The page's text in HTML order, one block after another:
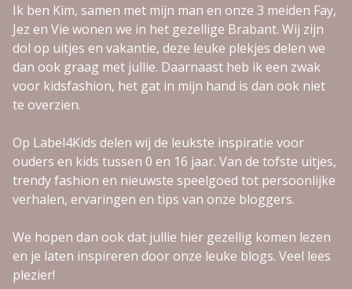
Ik ben Kim, samen met mijn man en onze 3 meiden Fay,
Jez en Vie wonen we in het gezellige Brabant. Wij zijn
dol op uitjes en vakantie, deze leuke plekjes delen we
dan ook graag met jullie. Daarnaast heb ik een zwak
voor kidsfashion, het gat in mijn hand is dan ook niet
te overzien.
Op Label4Kids delen wij de leukste inspiratie voor
ouders en kids tussen 0 en 16 jaar. Van de tofste uitjes,
trendy fashion en nieuwste speelgoed tot persoonlijke
verhalen, ervaringen en tips van onze bloggers.
We hopen dan ook dat jullie hier gezellig komen lezen
en je laten inspireren door onze leuke blogs. Veel lees
plezier!